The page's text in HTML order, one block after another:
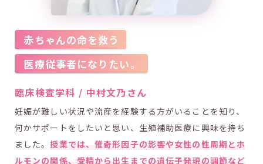
赤ちゃんの命を救う
医療従事者になりたい。
臨床検査学科 / 中村文乃さん
妊娠が難しい状況や流産を経験する方がいることを知り、
何かサポートをしたいと思い、生殖補助医療に興味を持ち
ました。授業では、催奇形因子の影響や女性の性周期とホ
ルモンの関係、受精から出生までの遺伝子発現の調節など